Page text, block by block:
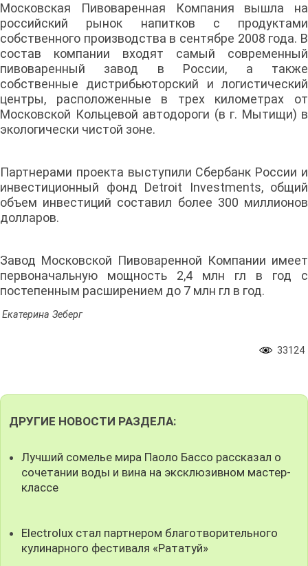
Московская Пивоваренная Компания вышла на
российский рынок напитков с продуктами
собственного производства в сентябре 2008 года. В
состав компании входят самый современный
пивоваренный завод в России, а также
собственные дистрибьюторский и логистический
центры, расположенные в трех километрах от
Московской Кольцевой автодороги (в г. Мытищи) в
экологически чистой зоне.
Партнерами проекта выступили Сбербанк России и
инвестиционный фонд Detroit Investments, общий
объем инвестиций составил более 300 миллионов
долларов.
Завод Московской Пивоваренной Компании имеет
первоначальную мощность 2,4 млн гл в год с
постепенным расширением до 7 млн гл в год.
Екатерина Зеберг
33124
ДРУГИЕ НОВОСТИ РАЗДЕЛА:
Лучший сомелье мира Паоло Бассо рассказал о
сочетании воды и вина на эксклюзивном мастер-
классе
Electrolux стал партнером благотворительного
кулинарного фестиваля «Рататуй»